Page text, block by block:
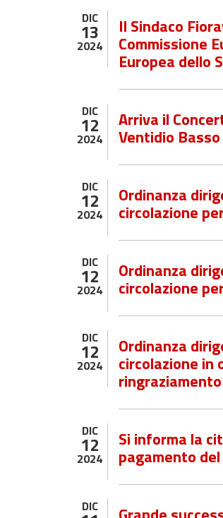
DIC
13
2024
Il Sindaco
Commissione
Europea dello
DIC
12
2024
Arriva il
Ventidio Basso
DIC
12
2024
Ordinanza
circolazione
DIC
12
2024
Ordinanza
circolazione
DIC
12
2024
Ordinanza
circolazione in
ringraziamento
DIC
12
2024
Si informa la
pagamento
DIC